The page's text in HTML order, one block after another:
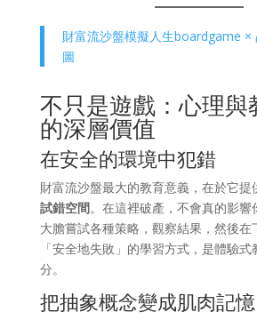
財富流沙盤模擬人生boardgame ×
圖
不只是遊戲：心理與
的深層價值
在安全的環境中犯錯
財富流沙盤最大的教育意義，在於它提
試錯空間。在這裡破產，不會真的影響
大膽嘗試各種策略，觀察結果，然後在
「安全地失敗」的學習方式，是體驗
分。
把抽象概念變成肌肉記憶